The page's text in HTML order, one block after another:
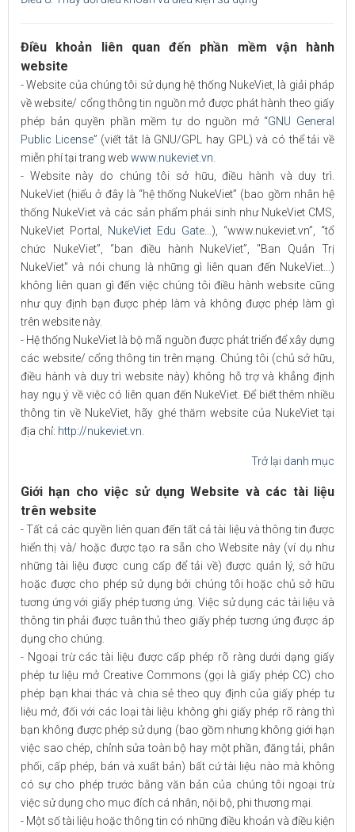
Điều khoản liên quan đến phần mềm vận hành
website
- Website của chúng tôi sử dụng hệ thống NukeViet, là giải pháp
về website/ cổng thông tin nguồn mở được phát hành theo giấy
phép bản quyền phần mềm tự do nguồn mở “GNU General
Public License” (viết tắt là GNU/GPL hay GPL) và có thể tải về
miễn phí tại trang web www.nukeviet.vn
- Website này do chúng tôi sở hữu, điều hành và duy trì.
NukeViet (hiểu ở đây là “hệ thống NukeViet” (bao gồm nhân hệ
thống NukeViet và các sản phẩm phái sinh như NukeViet CMS,
NukeViet Portal,
NukeViet Edu Gate ...), “www.nukeviet.vn”, “tổ
chức NukeViet”, “ban điều hành NukeViet”, "Ban Quản Trị
NukeViet" và nói chung là những gì liên quan đến NukeViet...)
không liên quan gì đến việc chúng tôi điều hành website cũng
như quy định bạn được phép làm và không được phép làm gì
trên website này.
- Hệ thống NukeViet là bộ mã nguồn được phát triển để xây dựng
các website/ cổng thông tin trên mạng. Chúng tôi (chủ sở hữu,
điều hành và duy trì website này) không hỗ trợ và khẳng định
hay ngụ ý về việc có liên quan đến NukeViet. Để biết thêm nhiều
thông tin về NukeViet, hãy ghé thăm website của NukeViet tại
địa chỉ: http://nukeviet.vn
Trở lại danh mục
Giới hạn cho việc sử dụng Website và các tài liệu
trên website
- Tất cả các quyền liên quan đến tất cả tài liệu và thông tin được
hiển thị và/ hoặc được tạo ra sẵn cho Website này (ví dụ như
những tài liệu được cung cấp để tải về) được quản lý, sở hữu
hoặc được cho phép sử dụng bởi chúng tôi hoặc chủ sở hữu
tương ứng với giấy phép tương ứng. Việc sử dụng các tài liệu và
thông tin phải được tuân thủ theo giấy phép tương ứng được áp
dụng cho chúng.
- Ngoại trừ các tài liệu được cấp phép rõ ràng dưới dạng giấy
phép tư liệu mở Creative Commons (gọi là giấy phép CC) cho
phép bạn khai thác và chia sẻ theo quy định của giấy phép tư
liệu mở, đối với các loại tài liệu không ghi giấy phép rõ ràng thì
bạn không được phép sử dụng (bao gồm nhưng không giới hạn
việc sao chép, chỉnh sửa toàn bộ hay một phần, đăng tải, phân
phối, cấp phép, bán và xuất bản) bất cứ tài liệu nào mà không
có sự cho phép trước bằng văn bản của chúng tôi ngoại trừ
việc sử dụng cho mục đích cá nhân, nội bộ, phi thương mại.
- Một số tài liệu hoặc thông tin có những điều khoản và điều kiện